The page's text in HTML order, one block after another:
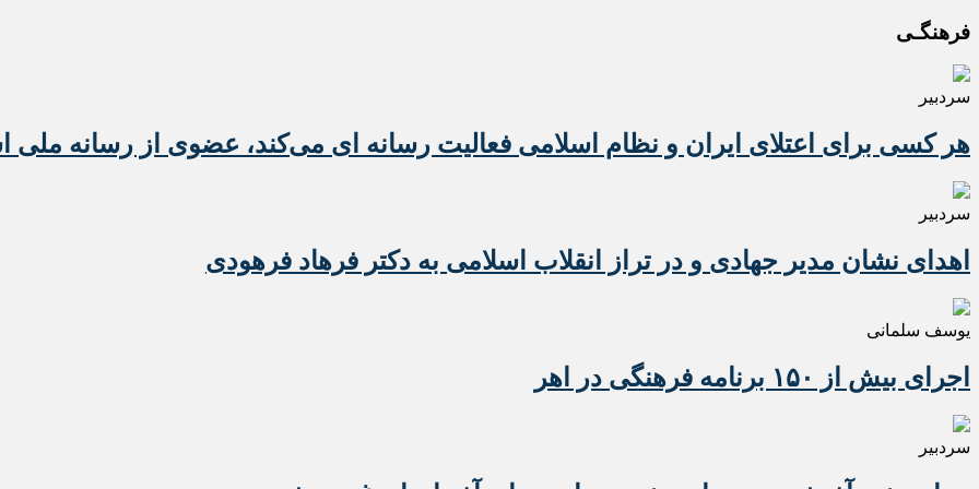
فرهنگـی
سردبیر
هر کسی برای اعتلای ایران و نظام اسلامی فعالیت رسانه ای می‌کند، عضوی از رسانه
سردبیر
اهدای نشان مدیر جهادی و در تراز انقلاب اسلامی به دکتر فرهاد فرهودی
یوسف سلمانی
اجرای بیش از ۱۵۰ برنامه فرهنگی در اهر
سردبیر